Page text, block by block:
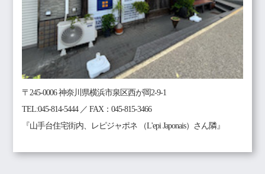
〒245-0006 神奈川県横浜市泉区西が岡2-9-1
TEL:045-814-5444 ／ FAX：045-815-3466
『山手台住宅街内、レピジャポネ （L'epi Japonais）さん隣』